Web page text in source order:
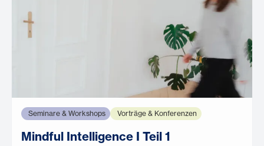
Seminare & Workshops Vorträge & Konferenzen
Mindful Intelligence I Teil 1